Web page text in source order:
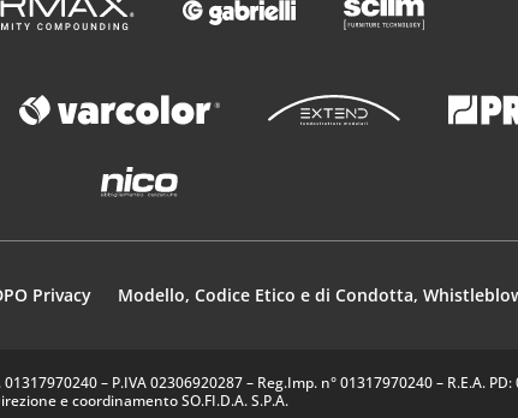
Privacy Modello, Codice Etico e di Condotta,
– P.IVA 02306920287 – Reg.Imp. n° 01317970240 – R.E.A.
e coordinamento SO.FI.D.A. S.P.A.